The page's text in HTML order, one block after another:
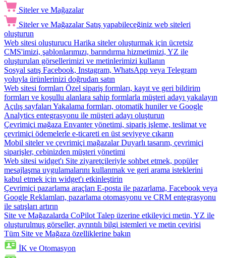
Siteler ve Mağazalar
Siteler ve Mağazalar Satış yapabileceğiniz web siteleri
oluşturun
Web sitesi oluşturucu Harika siteler oluşturmak için ücretsiz
CMS'imizi, şablonlarımızı, barındırma hizmetimizi, YZ ile
oluşturulan görsellerimizi ve metinlerimizi kullanın
Sosyal satış Facebook, Instagram, WhatsApp veya Telegram
yoluyla ürünlerinizi doğrudan satın
Web sitesi formları Özel sipariş formları, kayıt ve geri bildirim
formları ve koşullu alanlara sahip formlarla müşteri adayı yakalayın
Açılış sayfaları Yakalama formları, otomatik huniler ve Google
Analytics entegrasyonu ile müşteri adayı oluşturun
Çevrimiçi mağaza Envanter yönetimi, sipariş işleme, teslimat ve
çevrimiçi ödemelerle e-ticareti en üst seviyeye çıkarın
Mobil siteler ve çevrimiçi mağazalar Duyarlı tasarım, çevrimiçi
siparişler, cebinizden müşteri yönetimi
Web sitesi widget'ı Site ziyaretçileriyle sohbet etmek, popüler
mesajlaşma uygulamalarını kullanmak ve geri arama isteklerini
kabul etmek için widget'ı etkinleştirin
Çevrimiçi pazarlama araçları E-posta ile pazarlama, Facebook veya
Google Reklamları, pazarlama otomasyonu ve CRM entegrasyonu
ile satışları artırın
Site ve Mağazalarda CoPilot Talep üzerine etkileyici metin, YZ ile
oluşturulmuş görseller, ayrıntılı bilgi istemleri ve metin çevirisi
Tüm Site ve Mağaza özelliklerine bakın
İK ve Otomasyon